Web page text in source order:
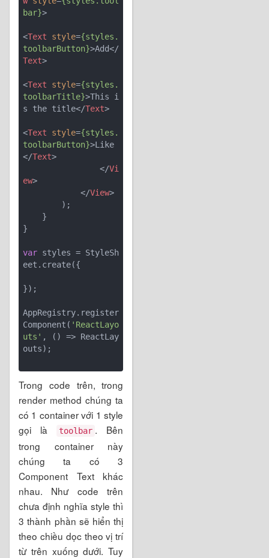
bar}>
<Text style={styles.
toolbarButton}>Add</
Text>
<Text style={styles.
toolbarTitle}>This i
s the title</Text>
<Text style={styles.
toolbarButton}>Like
</Text>
</Vi
ew>
</View>
}
var styles = StyleSh
eet.create({
});
AppRegistry.register
Component( 'ReactLayo
uts' , () => ReactLay
outs);
Trong code trên, trong
render method chúng ta
có 1 container với 1 style
gọi là
toolbar . Bên
trong container này
chúng ta có 3
Component Text khác
nhau. Như code trên
chưa định nghĩa style thì
3 thành phần sẽ hiển thị
theo chiều dọc theo vị trí
từ trên xuống dưới. Tuy